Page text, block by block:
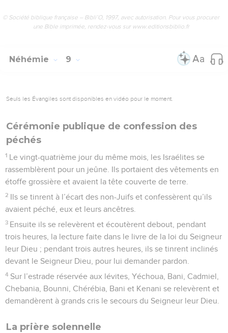
© Société biblique française – Bibli’O, 1997, avec autorisation. Pour vous procurer
une Bible imprimée, rendez-vous sur www.editionsbiblio.fr
Néhémie 9
Seuls les Évangiles sont disponibles en vidéo pour le moment.
Cérémonie publique de confession des
péchés
1 Le vingt-quatrième jour du même mois, les Israélites se
rassemblèrent pour un jeûne. Ils portaient des vêtements en
étoffe grossière et avaient la tête couverte de terre.
2 Ils se tinrent à l’écart des non-Juifs et confessèrent qu’ils
avaient péché, eux et leurs ancêtres.
3 Ensuite ils se relevèrent et écoutèrent debout, pendant
trois heures, la lecture faite dans le livre de la loi du Seigneur
leur Dieu ; pendant trois autres heures, ils se tinrent inclinés
devant le Seigneur Dieu, pour lui demander pardon.
4 Sur l’estrade réservée aux lévites, Yéchoua, Bani, Cadmiel,
Chebania, Bounni, Chérébia, Bani et Kenani se relevèrent et
demandèrent à grands cris le secours du Seigneur leur Dieu.
La prière solennelle